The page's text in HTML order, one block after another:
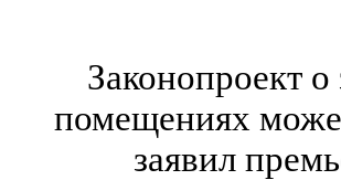
Законопроект
помещениях
заявил